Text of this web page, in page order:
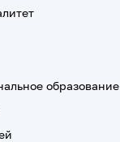
образование